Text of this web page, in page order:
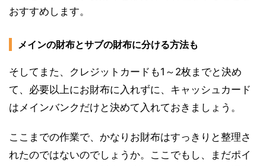
おすすめします。
メインの財布とサブの財布に分ける方法も
そしてまた、クレジットカードも1～2枚までと決め
て、必要以上にお財布に入れずに、キャッシュカード
はメインバンクだけと決めて入れておきましょう。
ここまでの作業で、かなりお財布はすっきりと整理さ
れたのではないのでしょうか。ここでもし、まだポイ